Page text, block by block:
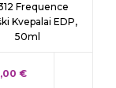
Frequence
Kvepalai EDP,
50ml
€